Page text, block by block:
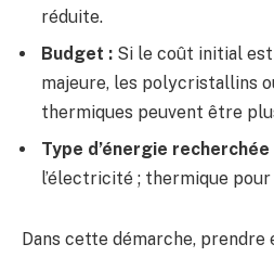
réduite.
Budget : Si le coût initial
majeure, les polycristallins
thermiques peuvent être
Type d’énergie recherchée
l’électricité ; thermique pour
Dans cette démarche, prendre